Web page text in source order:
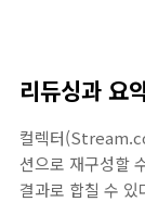
리듀싱과 요
컬렉터
션으로 재구성할
결과로 합칠 수